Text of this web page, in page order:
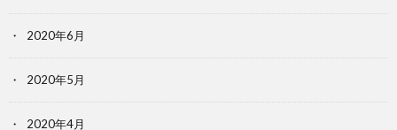
2020年6月
2020年5月
2020年4月